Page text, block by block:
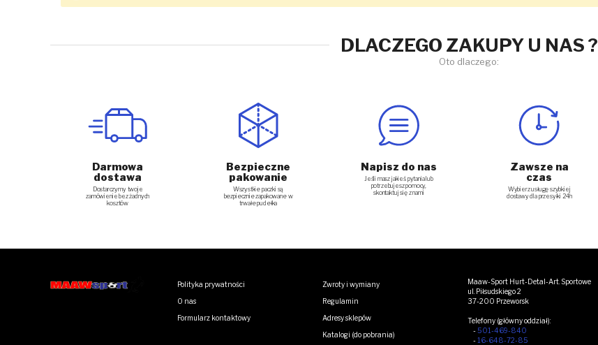
DLACZEGO ZAKUPY U NAS ?
Oto dlaczego:
Darmowa
dostawa
Dostarczymy twoje
zamówienie bez żadnych
kosztów
Bezpieczne
pakowanie
Wszystkie paczki są
bezpiecznie zapakowane w
trwałe pudełka
Napisz do nas
Jeśli masz jakieś pytania lub
potrzebujesz pomocy,
skontaktuj się z nami
Zawsze na
czas
Wybierz usługę szybkiej
dostawy dla przesyłki 24h
Polityka prywatności
O nas
Formularz kontaktowy
Zwroty i wymiany
Regulamin
Adresy sklepów
Katalogi (do pobrania)
Maaw-Sport Hurt-Detal-Art. Sportowe
ul. Piłsudskiego 2
37-200 Przeworsk
Telefony (główny oddział):
-501-469-840
-16-648-72-85